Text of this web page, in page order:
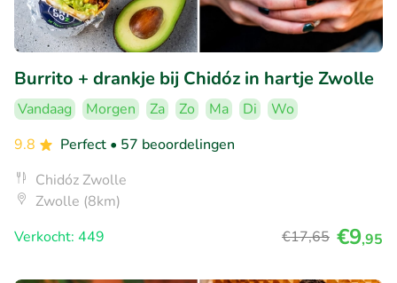
Burrito + drankje bij Chidóz in hartje Zwolle
Vandaag Morgen Za Zo Ma Di
Wo
9.8
Perfect • 57 beoordelingen
Chidóz Zwolle
Zwolle (8km)
Verkocht: 449
€17,65 €9,95